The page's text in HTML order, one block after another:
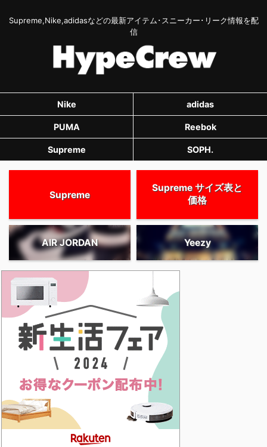
Supreme,Nike,adidasなどの最新アイテム･スニーカー･リーク情報を配
信
Nike adidas
PUMA Reebok
Supreme SOPH.
Supreme
Supreme サイズ表と
価格
AIR JORDAN Yeezy